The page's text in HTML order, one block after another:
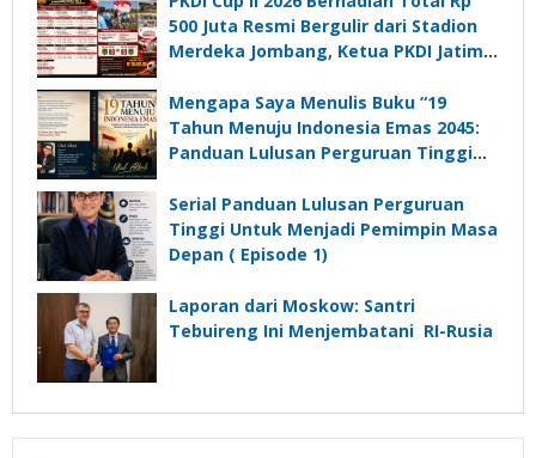
500 Juta Resmi Bergulir dari Stadion
Merdeka Jombang, Ketua PKDI Jatim:
Komunikasi Kades untuk Memajukan
Desa
Mengapa Saya Menulis Buku “19
Tahun Menuju Indonesia Emas 2045:
Panduan Lulusan Perguruan Tinggi
Depan”?
Serial Panduan Lulusan Perguruan
Tinggi Untuk Menjadi Pemimpin Masa
Depan ( Episode 1)
Laporan dari Moskow: Santri
Tebuireng Ini Menjembatani RI-Rusia